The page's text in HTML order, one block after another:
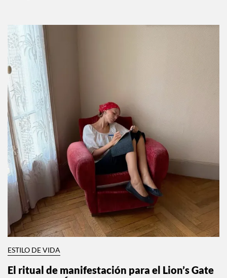
ESTILO DE VIDA
El ritual de manifestación para el Lion’s Gate